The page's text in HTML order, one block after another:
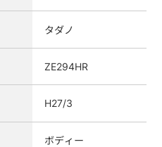
タダノ
ZE294HR
H27/3
ボディー